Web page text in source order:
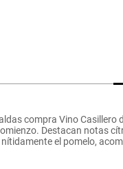
compra Vino Casillero
Destacan notas
el pomelo,